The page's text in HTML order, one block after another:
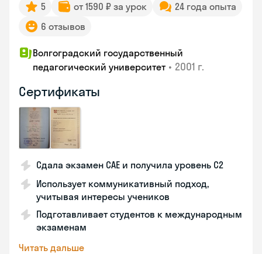
5 от 1590 ₽ за урок
24 года опыта
6 отзывов
Волгоградский государственный
педагогический университет • 2001 г.
Сертификаты
Сдала экзамен CAE и получила уровень С2
Использует коммуникативный подход,
учитывая интересы учеников
Подготавливает студентов к международным
экзаменам
Читать дальше